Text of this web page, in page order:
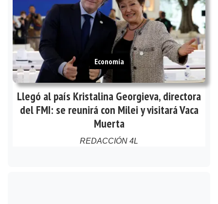
Llegó al país Kristalina Georgieva, directora
del FMI: se reunirá con Milei y visitará Vaca
Muerta
REDACCIÓN 4L
Economía